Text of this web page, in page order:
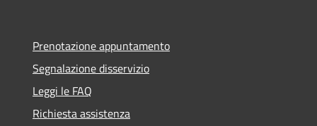
Prenotazione appuntamento
Segnalazione disservizio
Leggi le FAQ
Richiesta assistenza